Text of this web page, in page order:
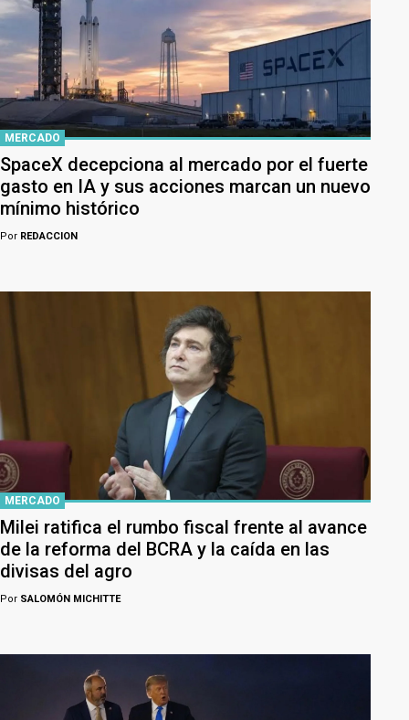
MERCADO
SpaceX decepciona al mercado por el fuerte
gasto en IA y sus acciones marcan un nuevo
mínimo histórico
Por REDACCION
MERCADO
Milei ratifica el rumbo fiscal frente al avance
de la reforma del BCRA y la caída en las
divisas del agro
Por SALOMÓN MICHITTE